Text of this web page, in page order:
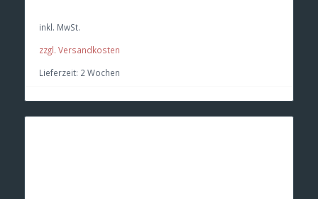
inkl. MwSt.
zzgl. Versandkosten
Lieferzeit: 2 Wochen